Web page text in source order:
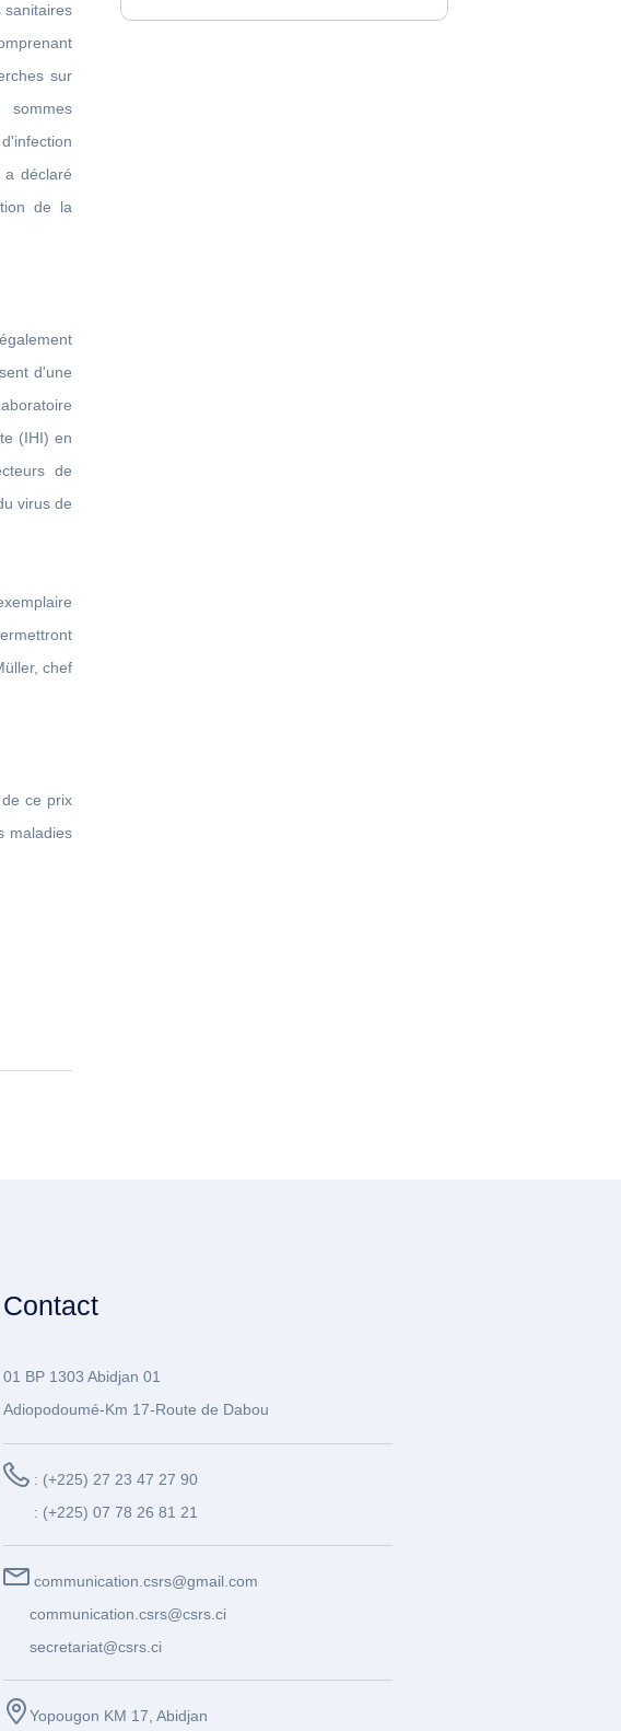
sanitaires
sur
déclaré
de la
d'une
(IHI) en
de
virus de
chef
ce prix
maladies
Contact
01 BP 1303 Abidjan 01
Adiopodoumé-Km 17-Route de Dabou
: (+225) 27 23 47 27 90
: (+225) 07 78 26 81 21
communication.csrs@gmail.com
communication.csrs@csrs.ci
secretariat@csrs.ci
Yopougon KM 17, Abidjan